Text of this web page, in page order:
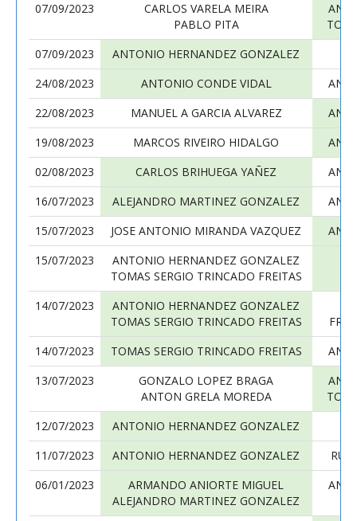
07/09/2023
CARLOS VARELA MEIRA
PABLO PITA
07/09/2023
ANTONIO HERNANDEZ GONZALEZ
24/08/2023
ANTONIO CONDE VIDAL
22/08/2023
MANUEL A GARCIA ALVAREZ
19/08/2023
MARCOS RIVEIRO HIDALGO
02/08/2023
CARLOS BRIHUEGA YAÑEZ
16/07/2023
ALEJANDRO MARTINEZ GONZALEZ
15/07/2023
JOSE ANTONIO MIRANDA VAZQUEZ
15/07/2023
ANTONIO HERNANDEZ GONZALEZ
TOMAS SERGIO TRINCADO FREITAS
14/07/2023
ANTONIO HERNANDEZ GONZALEZ
TOMAS SERGIO TRINCADO FREITAS
14/07/2023
TOMAS SERGIO TRINCADO FREITAS
13/07/2023
GONZALO LOPEZ BRAGA
ANTON GRELA MOREDA
12/07/2023
ANTONIO HERNANDEZ GONZALEZ
11/07/2023
ANTONIO HERNANDEZ GONZALEZ
06/01/2023
ARMANDO ANIORTE MIGUEL
ALEJANDRO MARTINEZ GONZALEZ